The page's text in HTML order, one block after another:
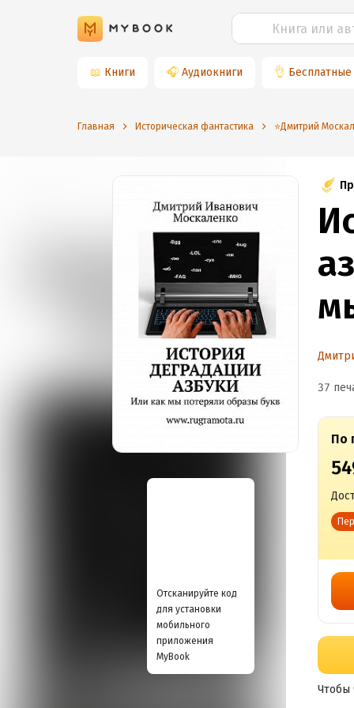
📖 Книги 🎧 Аудиокниги 👌 Бесплатные
Главная Историческая фантастика ⭐️Дмитрий
Отсканируйте код
для установки
мобильного
приложения
MyBook
37
По
Чтобы